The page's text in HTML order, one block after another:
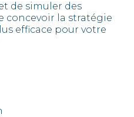
de simuler des
concevoir la stratégie
efficace pour votre